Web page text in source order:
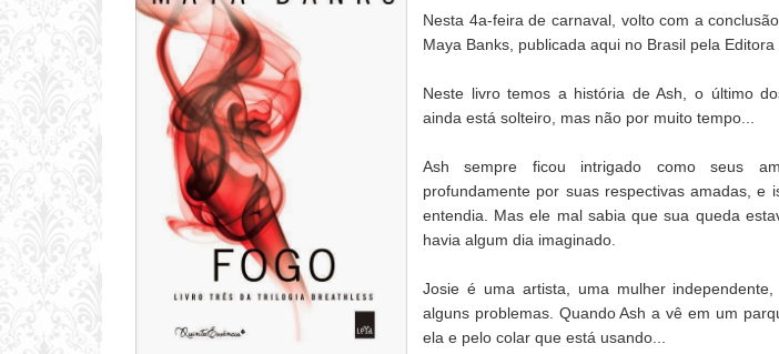
Nesta 4a-feira de carnaval, volto com a
Maya Banks, publicada aqui no Brasil pela Editora
Neste livro temos a história de Ash, o último
ainda está solteiro, mas não por muito tempo...
Ash sempre ficou intrigado como seus
profundamente por suas respectivas amadas, e
entendia. Mas ele mal sabia que sua queda
havia algum dia imaginado.
Josie é uma artista, uma mulher
alguns problemas. Quando Ash a vê em um
ela e pelo colar que está usando...